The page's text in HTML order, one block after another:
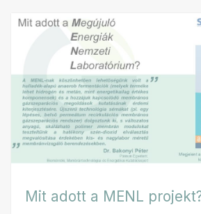
Mit adott a MENL